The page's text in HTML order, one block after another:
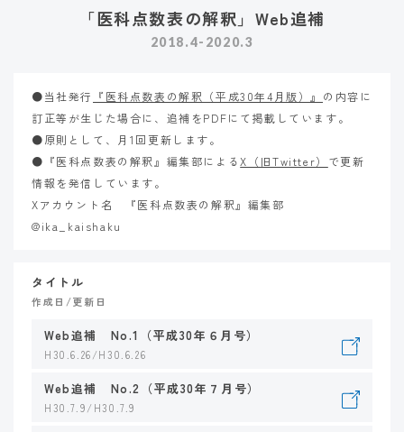
「医科点数表の解釈」Web追補
2018.4-2020.3
●当社発行 『医科点数表の解釈（平成30年4月版）』 の内容に
訂正等が生じた場合に、追補をPDFにて掲載しています。
●原則として、月1回更新します。
●『医科点数表の解釈』編集部によるX（旧Twitter） で更新
情報を発信しています。
Xアカウント名 『医科点数表の解釈』編集部
@ika_kaishaku
タイトル
作成日/更新日
Web追補 No.1（平成30年６月号）
H30.6.26/H30.6.26
Web追補 No.2（平成30年７月号）
H30.7.9/H30.7.9